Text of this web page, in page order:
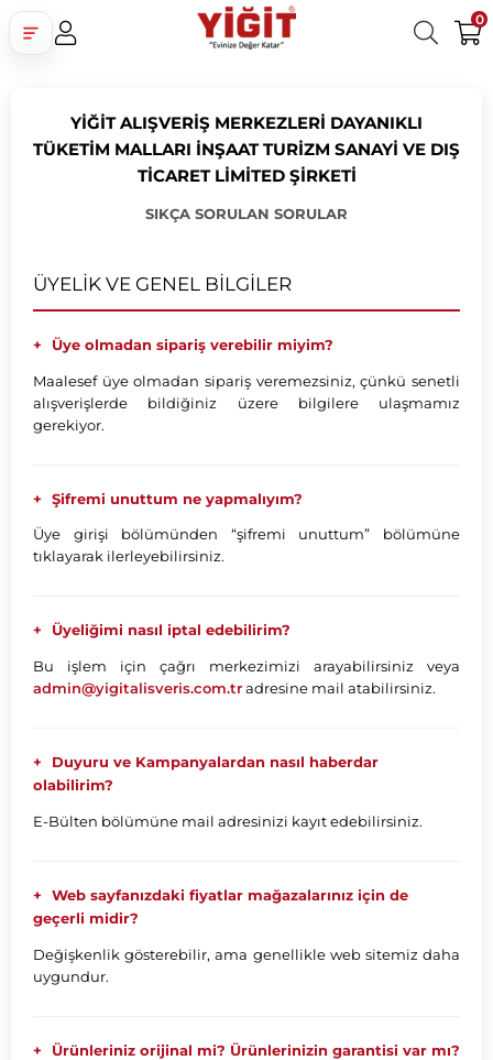
0
YİĞİT ALIŞVERİŞ MERKEZLERİ DAYANIKLI
TÜKETİM MALLARI İNŞAAT TURİZM SANAYİ VE DIŞ
TİCARET LİMİTED ŞİRKETİ
SIKÇA SORULAN SORULAR
ÜYELİK VE GENEL BİLGİLER
Üye olmadan sipariş verebilir miyim?
Maalesef üye olmadan sipariş veremezsiniz, çünkü senetli
alışverişlerde bildiğiniz üzere bilgilere ulaşmamız
gerekiyor.
Şifremi unuttum ne yapmalıyım?
Üye girişi bölümünden “şifremi unuttum” bölümüne
tıklayarak ilerleyebilirsiniz.
Üyeliğimi nasıl iptal edebilirim?
Bu işlem için çağrı merkezimizi arayabilirsiniz veya
admin@yigitalisveris.com.tr adresine mail atabilirsiniz.
Duyuru ve Kampanyalardan nasıl haberdar
olabilirim?
E-Bülten bölümüne mail adresinizi kayıt edebilirsiniz.
Web sayfanızdaki fiyatlar mağazalarınız için de
geçerli midir?
Değişkenlik gösterebilir, ama genellikle web sitemiz daha
uygundur.
Ürünleriniz orijinal mi? Ürünlerinizin garantisi var mı?